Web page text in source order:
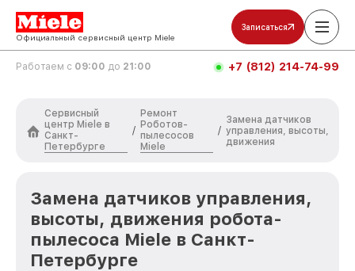
Официальный сервисный центр Miele
Записаться
Работаем с 09:00 до 21:00 +7 (812) 214-74-99
Сервисный
центр Miele в
Санкт-
Петербурге
/
Ремонт
Роботов-
пылесосов
Miele
/
Замена датчиков
управления, высоты,
движения
Замена датчиков управления,
высоты, движения робота-
пылесоса Miele в Санкт-
Петербурге